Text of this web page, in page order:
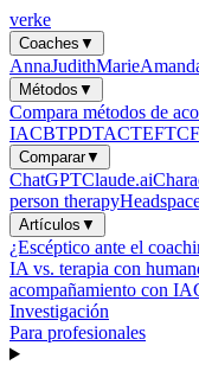
verke
Coaches ▼
AnnaJudithMarie
Métodos ▼
Compara métodos de
IACBTPDTACTEFT
Comparar▼
ChatGPTClaude.ai
person therapy
Artículos ▼
¿Escéptico ante el
IA vs. terapia con
acompañamiento con IA
Investigación
Para profesionales